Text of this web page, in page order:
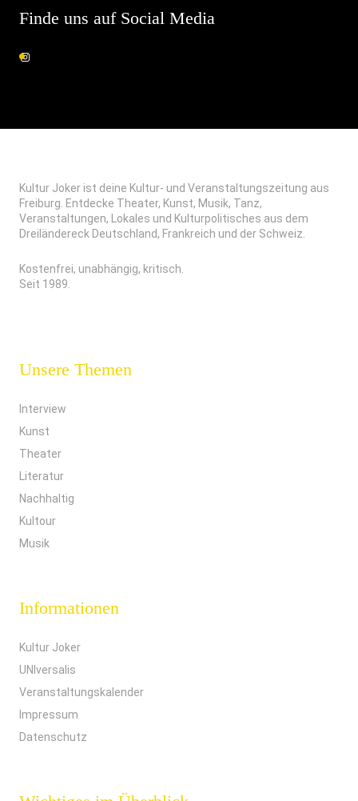
Finde uns auf Social Media
Kultur Joker ist deine Kultur- und Veranstaltungszeitung aus
Freiburg. Entdecke Theater, Kunst, Musik, Tanz,
Veranstaltungen, Lokales und Kulturpolitisches aus dem
Dreiländereck Deutschland, Frankreich und der Schweiz.
Kostenfrei, unabhängig, kritisch.
Seit 1989.
Unsere Themen
Interview
Kunst
Theater
Literatur
Nachhaltig
Kultour
Musik
Informationen
Kultur Joker
UNIversalis
Veranstaltungskalender
Impressum
Datenschutz